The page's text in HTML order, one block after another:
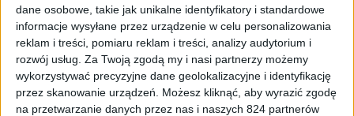
dane osobowe, takie jak unikalne identyfikatory i standardowe
informacje wysyłane przez urządzenie w celu personalizowania
reklam i treści, pomiaru reklam i treści, analizy audytorium i
rozwój usług. Za Twoją zgodą my i nasi partnerzy możemy
wykorzystywać precyzyjne dane geolokalizacyjne i identyfikację
przez skanowanie urządzeń. Możesz kliknąć, aby wyrazić zgodę
na przetwarzanie danych przez nas i naszych 824 partnerów